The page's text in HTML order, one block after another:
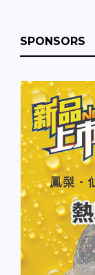
SPONSORS